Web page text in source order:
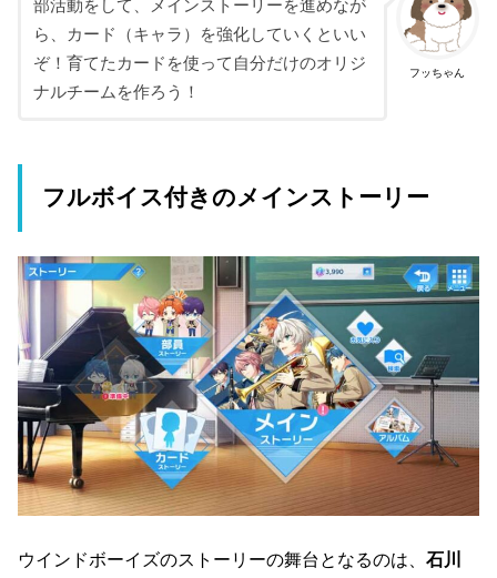
フッちゃん
部活動をして、メインストーリーを進めなが
ら、カード（キャラ）を強化していくといい
ぞ！育てたカードを使って自分だけのオリジ
ナルチームを作ろう！
フルボイス付きのメインストーリー
ウインドボーイズのストーリーの舞台となるのは、石川